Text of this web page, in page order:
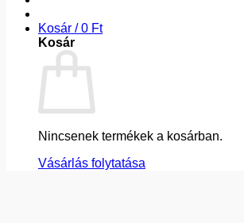
Kosár /0 Ft
Kosár
Nincsenek termékek a kosárban.
Vásárlás folytatása